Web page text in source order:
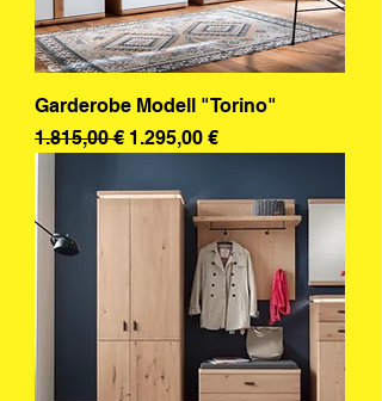
Garderobe Modell "Torino"
Standardpreis
1.815,00 € Sale-Preis
1.295,00 €